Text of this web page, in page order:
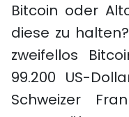
Bitcoin oder
diese zu
zweifellos
99.200 US-
Schweizer